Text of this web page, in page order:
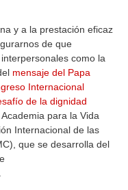
y a la prestación eficaz
de que
como la
mensaje del Papa
Internacional
de la dignidad
para la Vida
Internacional de las
que se desarrolla del